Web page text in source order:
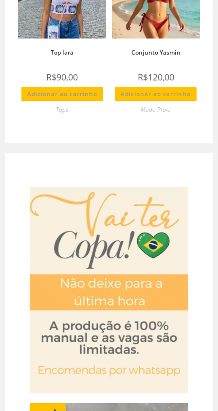
Top Iara
R$90,00
Adicionar ao carrinho
Tops
Conjunto Yasmin
R$120,00
Adicionar ao carrinho
Moda Praia